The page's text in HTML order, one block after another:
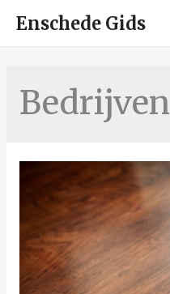
Enschede Gids
Bedrijven